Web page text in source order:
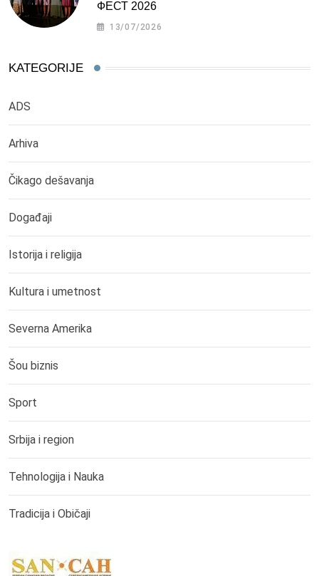
ФЕСТ 2026
13/07/2026
KATEGORIJE
ADS
Arhiva
Čikago dešavanja
Događaji
Istorija i religija
Kultura i umetnost
Severna Amerika
Šou biznis
Sport
Srbija i region
Tehnologija i Nauka
Tradicija i Običaji